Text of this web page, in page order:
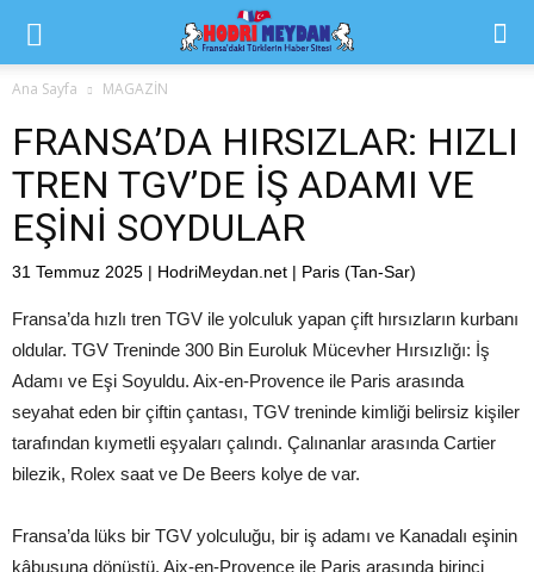
Ana Sayfa MAGAZİN
FRANSA’DA HIRSIZLAR: HIZLI
TREN TGV’DE İŞ ADAMI VE
EŞİNİ SOYDULAR
31 Temmuz 2025 | HodriMeydan.net | Paris (Tan-Sar)
Fransa’da hızlı tren TGV ile yolculuk yapan çift hırsızların kurbanı
oldular. TGV Treninde 300 Bin Euroluk Mücevher Hırsızlığı: İş
Adamı ve Eşi Soyuldu. Aix-en-Provence ile Paris arasında
seyahat eden bir çiftin çantası, TGV treninde kimliği belirsiz kişiler
tarafından kıymetli eşyaları çalındı. Çalınanlar arasında Cartier
bilezik, Rolex saat ve De Beers kolye de var.
Fransa’da lüks bir TGV yolculuğu, bir iş adamı ve Kanadalı eşinin
kâbusuna dönüştü. Aix-en-Provence ile Paris arasında birinci